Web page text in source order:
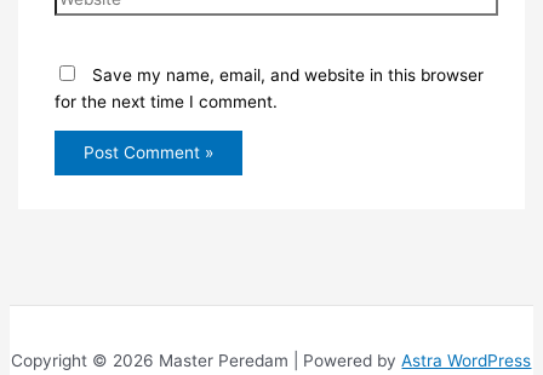
Save my name, email, and website in this browser
for the next time I comment.
Copyright © 2026 Master Peredam | Powered byAstra WordPress